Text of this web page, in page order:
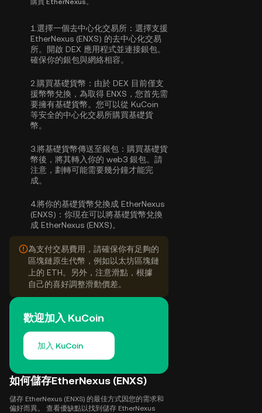
購買 EtherNexus。
1. 選擇一個去中心化交易所： 選擇支援
EtherNexus (ENXS) 的去中心化交易
所。開啟 DEX 應用程式並連接銀包。
確保你的銀包與網絡相容。
2. 購買基礎貨幣： 由於 DEX 目前僅支
援幣幣兌換，為取得 ENXS，您首先需
要擁有基礎貨幣。您可以從 KuCoin
等安全的中心化交易所購買基礎貨
幣。
3. 將基礎貨幣傳送至銀包： 購買基礎貨
幣後，將其轉入你的 web3 銀包。請
注意，劃轉可能需要幾分鐘才能完
成。
4.將你的基礎貨幣兌換成 EtherNexus
(ENXS)： 你現在可以將基礎貨幣兌換
成 EtherNexus (ENXS)。
為支付交易費用，請確保你有足夠的
區塊鏈原生代幣，例如以太坊區塊鏈
上的 ETH。另外，注意滑點，根據
自己的喜好調整滑動價差。
歡迎加入 KuCoin
加入 KuCoin
如何儲存EtherNexus (ENXS)
儲存 EtherNexus (ENXS) 的最佳方式因您的需求和
偏好而異。 查看優缺點以找到儲存 EtherNexus